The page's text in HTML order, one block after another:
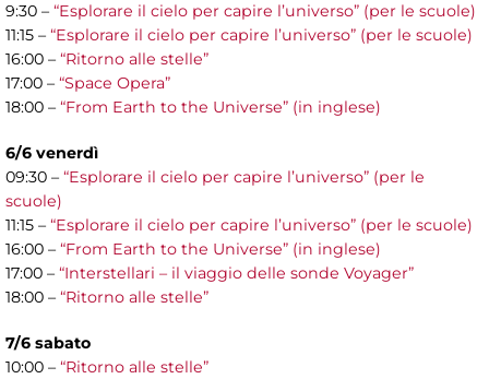
9:30 – “Esplorare il cielo per capire l’universo” (per le scuole)
11:15 – “Esplorare il cielo per capire l’universo” (per le scuole)
16:00 – “Ritorno alle stelle”
17:00 – “Space Opera”
18:00 – “From Earth to the Universe” (in inglese)
6/6 venerdì
09:30 – “Esplorare il cielo per capire l’universo” (per le
scuole)
11:15 – “Esplorare il cielo per capire l’universo” (per le scuole)
16:00 – “From Earth to the Universe” (in inglese)
17:00 – “Interstellari – il viaggio delle sonde Voyager”
18:00 – “Ritorno alle stelle”
7/6 sabato
10:00 – “Ritorno alle stelle”